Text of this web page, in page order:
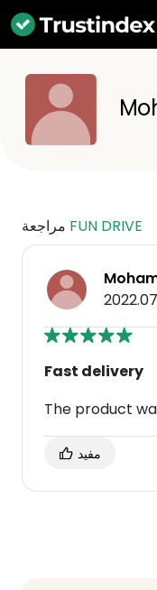
FUN DRIVE
Fast delivery
The product
مفيد